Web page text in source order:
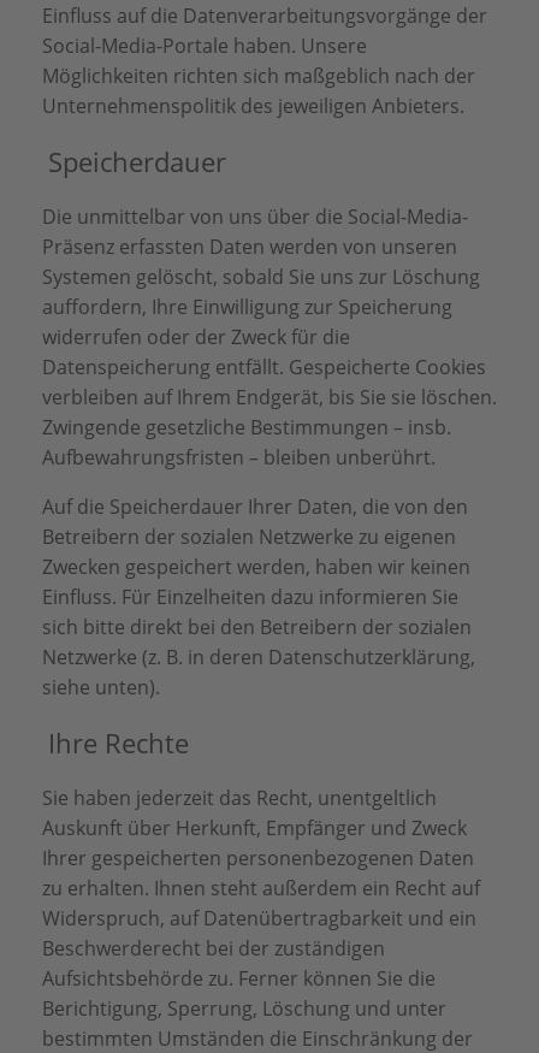
Einfluss auf die Datenverarbeitungsvorgänge der
Social-Media-Portale haben. Unsere
Möglichkeiten richten sich maßgeblich nach der
Unternehmenspolitik des jeweiligen Anbieters.
Speicherdauer
Die unmittelbar von uns über die Social-Media-
Präsenz erfassten Daten werden von unseren
Systemen gelöscht, sobald Sie uns zur Löschung
auffordern, Ihre Einwilligung zur Speicherung
widerrufen oder der Zweck für die
Datenspeicherung entfällt. Gespeicherte Cookies
verbleiben auf Ihrem Endgerät, bis Sie sie löschen.
Zwingende gesetzliche Bestimmungen – insb.
Aufbewahrungsfristen – bleiben unberührt.
Auf die Speicherdauer Ihrer Daten, die von den
Betreibern der sozialen Netzwerke zu eigenen
Zwecken gespeichert werden, haben wir keinen
Einfluss. Für Einzelheiten dazu informieren Sie
sich bitte direkt bei den Betreibern der sozialen
Netzwerke (z. B. in deren Datenschutzerklärung,
siehe unten).
Ihre Rechte
Sie haben jederzeit das Recht, unentgeltlich
Auskunft über Herkunft, Empfänger und Zweck
Ihrer gespeicherten personenbezogenen Daten
zu erhalten. Ihnen steht außerdem ein Recht auf
Widerspruch, auf Datenübertragbarkeit und ein
Beschwerderecht bei der zuständigen
Aufsichtsbehörde zu. Ferner können Sie die
Berichtigung, Sperrung, Löschung und unter
bestimmten Umständen die Einschränkung der